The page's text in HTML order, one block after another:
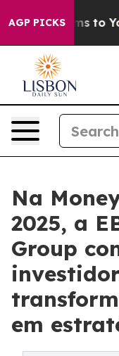
AGP PICKS
Harms to Youth
Na
2025, a
Group
em